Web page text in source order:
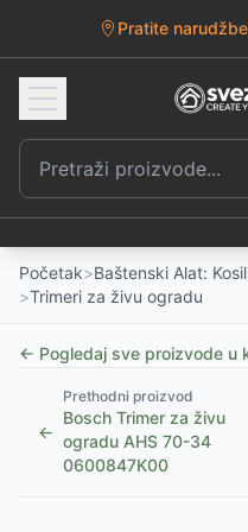
Pratite
Početak>Baštenski Alat:
>Trimeri za živu ogradu
← Pogledaj sve proizvode u
←
Prethodni proizvod
Bosch Trimer za živu
ogradu AHS 70-34
0600847K00